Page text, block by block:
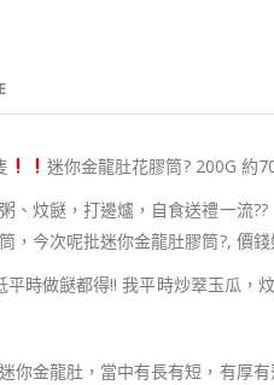
迷你金龍肚花膠筒?200G 約
、炆餸，打邊爐，自食送禮一流??
，今次呢批迷你金龍肚膠筒?, 價
平時做餸都得!! 我平時炒翠玉瓜，
你金龍肚，當中有長有短，有厚